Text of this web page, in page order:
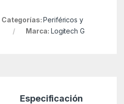
Categorías:Periféricos y
Marca: Logitech G
Especificación